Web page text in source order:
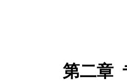
第二章